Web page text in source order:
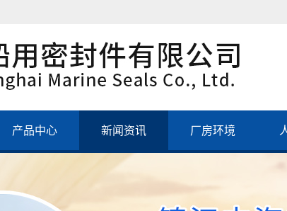
产品中心 新闻资讯 厂房环境